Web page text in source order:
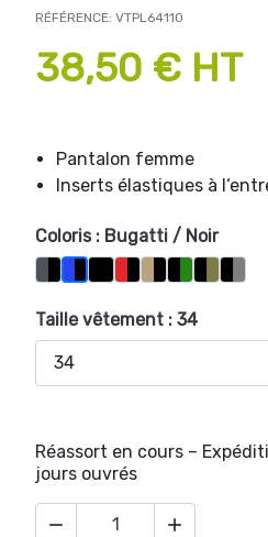
RÉFÉRENCE: VTPL64110
38,50 € HT
Pantalon femme
Inserts élastiques à
Coloris : Bugatti / Noir
Ardoise / Noir
Bugatti / Noir
Noir / Noir
Rouge / Noir
Sable / Noir
Vert / Noir
VertZinc /
Taille vêtement : 34
Réassort en cours –
jours ouvrés
 